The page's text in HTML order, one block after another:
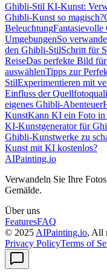
Ghibli-Stil KI-Kunst:
Ghibli-Kunst so magisch?
BeleuchtungFantasievolle
UmgebungenSo
den Ghibli-StilSchritt für
ReiseDas perfekte Bild
auswählenTipps zur
StilExperimentieren mit
Einfluss der
eigenes Ghibli-Abenteuer
KunstKann KI ein Foto
KI-Kunstgenerator für
Ghibli-Kunstwerke zu
Kunst mit KI kostenlos?
AIPainting.io
Verwandeln Sie Ihre
Gemälde.
Über uns
FeaturesFAQ
© 2025 AIPainting.io, All
Privacy PolicyTerms of